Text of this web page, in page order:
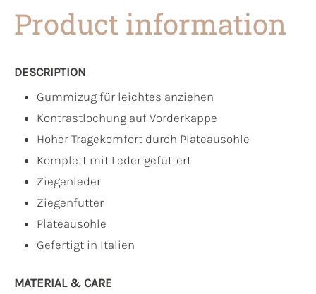
Product information
DESCRIPTION
Gummizug für leichtes anziehen
Kontrastlochung auf Vorderkappe
Hoher Tragekomfort durch Plateausohle
Komplett mit Leder gefüttert
Ziegenleder
Ziegenfutter
Plateausohle
Gefertigt in Italien
MATERIAL & CARE